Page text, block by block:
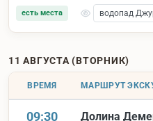
есть места водопад
11 АВГУСТА (ВТОРНИК)
ВРЕМЯ МАРШРУТ
09:30 Долина